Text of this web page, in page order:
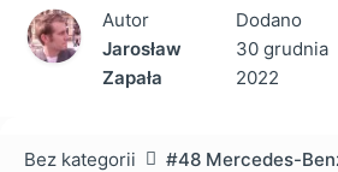
Autor
Jarosław
Zapała
Dodano
30 grudnia
2022
Bez kategorii #48 Mercedes-